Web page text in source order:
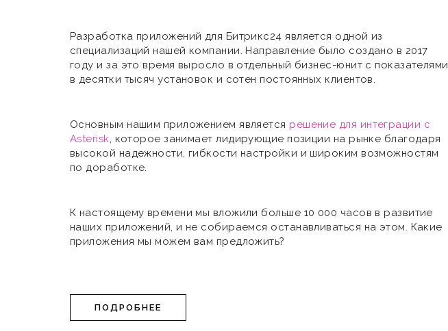
Разработка приложений для Битрикс24 является одной из
специализаций нашей компании. Направление было создано в 2017
году и за это время выросло в отдельный бизнес-юнит с показателями
в десятки тысяч установок и сотен постоянных клиентов.
Основным нашим приложением является решение для интеграции с
Asterisk, которое занимает лидирующие позиции на рынке благодаря
высокой надежности, гибкости настройки и широким возможностям
по доработке.
К настоящему времени мы вложили больше 10 000 часов в развитие
наших приложений, и не собираемся останавливаться на этом. Какие
приложения мы можем вам предложить?
ПОДРОБНЕЕ